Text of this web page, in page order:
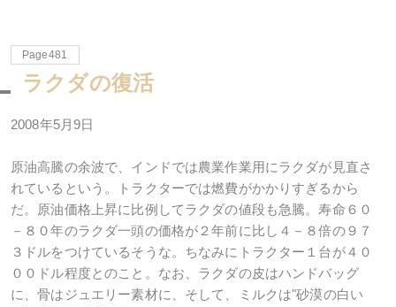
Page481
ラクダの復活
2008年5月9日
原油高騰の余波で、インドでは農業作業用にラクダが見直さ
れているという。トラクターでは燃費がかかりすぎるから
だ。原油価格上昇に比例してラクダの値段も急騰。寿命６０
－８０年のラクダ一頭の価格が２年前に比し４－８倍の９７
３ドルをつけているそうな。ちなみにトラクター１台が４０
００ドル程度とのこと。なお、ラクダの皮はハンドバッグ
に、骨はジュエリー素材に、そして、ミルクは"砂漠の白い